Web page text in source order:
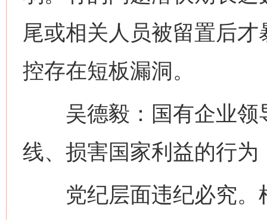
尾或相关人员被留置后
控存在短板漏洞。
吴德毅：国有企业领
线、损害国家利益的行
党纪层面违纪必究。